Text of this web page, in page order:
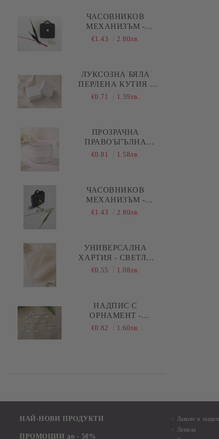
плодове и шишарки
Коледа - Печати
изрязване
ЧАСОВНИКОВ
МЕХАНИЗЪМ -
ПЛАВЕН ( ДЪЛГА
€1.43 2.80лв.
ЛУКСОЗНА БЯЛА
ПЕРЛЕНА КУТИЯ -
5,00 Х 5,00 Х 1,50 СМ
€0.71 1.39лв.
ПРОЗРАЧНА
ПРАВОЪГЪЛНА
АКРИЛНА КУТИЯ С
€0.81 1.58лв.
ЧАСОВНИКОВ
МЕХАНИЗЪМ -
ПЛАВЕН ( ДЪЛГА
€1.43 2.80лв.
УНИВЕРСАЛНА
ХАРТИЯ - СВЕТЛО
БЕЖОВО - 29,00 Х
€0.55 1.08лв.
НАДПИС С
ОРНАМЕНТ -
БЕБЕШКИ
€0.82 1.60лв.
НАЙ-НОВИ ПРОДУКТИ
ПРОМОЦИИ до - 50%
Лакове и
Лепила